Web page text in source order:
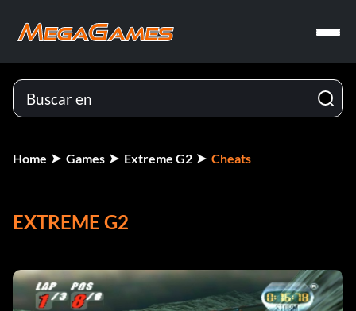
Home Games Extreme G2 Cheats
EXTREME G2